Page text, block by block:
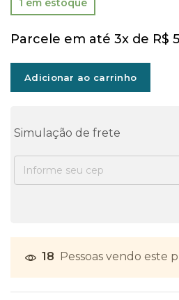
Parcele em até 3x de R$
Adicionar ao carrinho
Simulação de frete
18 Pessoas vendo este